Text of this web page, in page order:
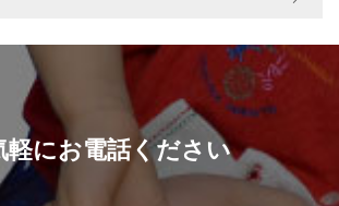
軽にお電話ください